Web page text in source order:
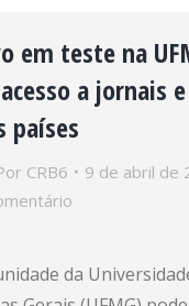
em teste na
a jornais
países
CRB6
9 de abril de
da